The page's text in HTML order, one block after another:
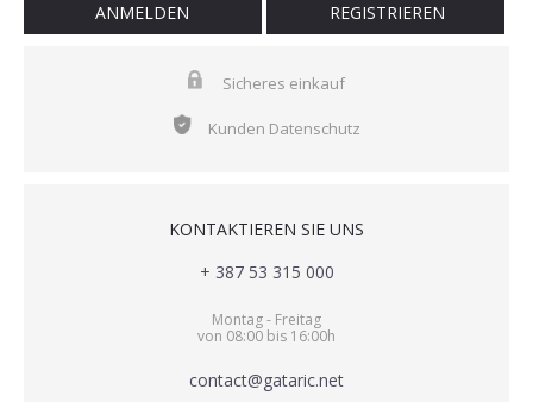
ANMELDEN REGISTRIEREN
Sicheres einkauf
Kunden Datenschutz
KONTAKTIEREN SIE UNS
+ 387 53 315 000
Montag - Freitag
von 08:00 bis 16:00h
contact@gataric.net